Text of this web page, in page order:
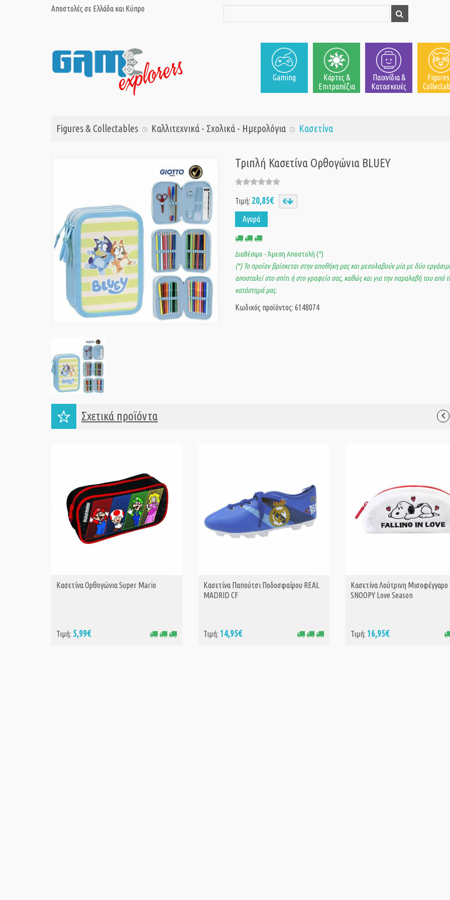
Αποστολές σε Ελλάδα και Κύπρο
Gaming
Κάρτες &
Επιτραπέζια
Παιχνίδια &
Κατασκευές
Figures & Collectables Καλλιτεχνικά - Σχολικά - Ημερολόγια Κασετίνα
Τριπλή Κασετίνα Ορθογώνια BLUEY
Τιμή: 20,85€
Αγορά
Διαθέσιμο - Άμεση Αποστολή (*)
(*) Το προϊον βρίσκεται στην αποθήκη μας και μεσολαβούν μία με δύο
αποσταλεί στο σπίτι ή στο γραφείο σας, καθώς και για την παραλαβή του από
κατάστημά μας.
Κωδικός προϊόντος: 6148074
Σχετικά προϊόντα
ΑΓΟΡΑ
Κασετίνα Ορθογώνια Super Mario
Τιμή: 5,99€
ΑΓΟΡΑ
Κασετίνα Παπούτσι Ποδοσφαίρου REAL
MADRID CF
Τιμή: 14,95€
ΑΓΟΡΑ
Κασετίνα Λούτρινη Μισοφέγγαρο
SNOOPY Love Season
Τιμή: 16,95€